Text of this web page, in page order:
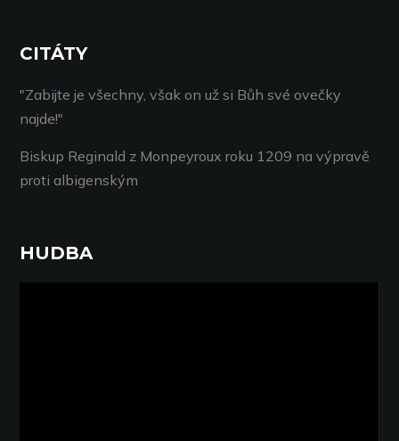
CITÁTY
"Zabijte je všechny, však on už si Bůh své ovečky
najde!"
Biskup Reginald z Monpeyroux roku 1209 na výpravě
proti albigenským
HUDBA